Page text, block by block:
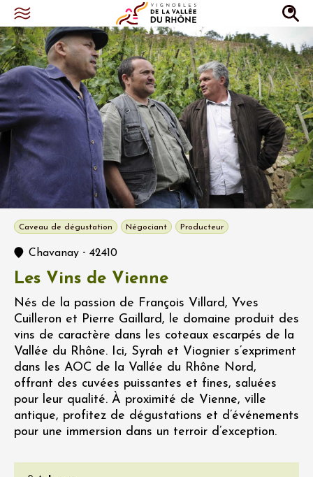
Caveau de dégustation Négociant Producteur
Chavanay - 42410
Les Vins de Vienne
Nés de la passion de François Villard, Yves
Cuilleron et Pierre Gaillard, le domaine produit des
vins de caractère dans les coteaux escarpés de la
Vallée du Rhône. Ici, Syrah et Viognier s’expriment
dans les AOC de la Vallée du Rhône Nord,
offrant des cuvées puissantes et fines, saluées
pour leur qualité. À proximité de Vienne, ville
antique, profitez de dégustations et d’événements
pour une immersion dans un terroir d’exception.